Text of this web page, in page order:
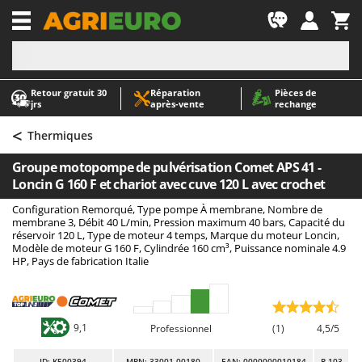
Retour gratuit 30
jrs
Réparation
après‑vente
Pièces de
rechange
-1
A
Abris de jardin
Accessoires pour tracteurs tondeuses autoportés
Aérateurs Scarificateurs pour gazon
Arracheuses de pommes de terre pour tracteur
Aspirateurs - Balais Électriques
Aspirateurs à cendres
Aspirateurs à feuilles sur roues
Aspirateurs Multifonctions
Atomiseurs agricoles pour tracteurs
A
AgriEuro Premium
AgriEuro TOP-LINE
AGT
Aima
Airmec
AL-KO
Alce
Alpina
< Thermiques
Groupe motopompe de pulvérisation Comet APS 41 -
Loncin G 160 F et chariot avec cuve 120 L avec crochet
Configuration Remorqué, Type pompe À membrane, Nombre de
membrane 3, Débit 40 L/min, Pression maximum 40 bars, Capacité du
réservoir 120 L, Type de moteur 4 temps, Marque du moteur Loncin,
Modèle de moteur G 160 F, Cylindrée 160 cm³, Puissance nominale 4.9
HP, Pays de fabrication Italie
9,1 Professionnel (1) 4,5/5